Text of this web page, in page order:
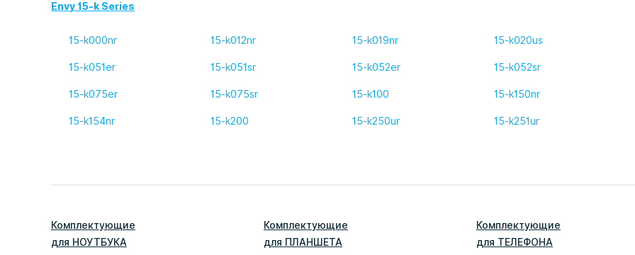
Envy 15-k Series
15-k000nr 15-k012nr 15-k019nr 15-k020us
15-k051er 15-k051sr 15-k052er 15-k052sr
15-k075er 15-k075sr 15-k100 15-k150nr
15-k154nr 15-k200 15-k250ur 15-k251ur
Комплектующие
для НОУТБУКА
Комплектующие
для ПЛАНШЕТА
Комплектующие
для ТЕЛЕФОНА